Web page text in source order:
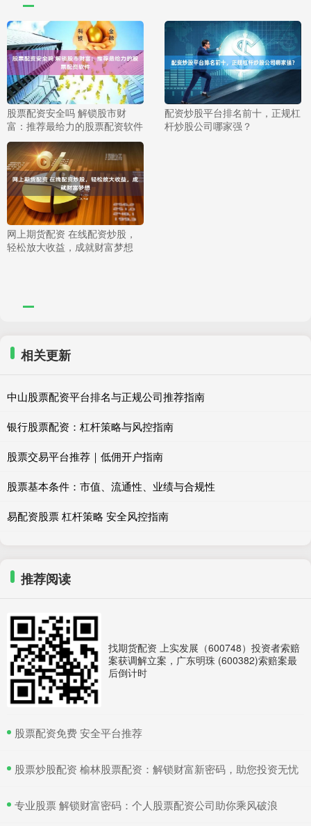
股票配资安全吗 解锁股市财
富：推荐最给力的股票配资软件
配资炒股平台排名前十，正规杠
杆炒股公司哪家强？
网上期货配资 在线配资炒股，
轻松放大收益，成就财富梦想
相关更新
中山股票配资平台排名与正规公司推荐指南
银行股票配资：杠杆策略与风控指南
股票交易平台推荐｜低佣开户指南
股票基本条件：市值、流通性、业绩与合规性
易配资股票 杠杆策略 安全风控指南
推荐阅读
找期货配资 上实发展（600748）投资者索赔
案获调解立案，广东明珠 (600382)索赔案最
后倒计时
​股票配资免费 安全平台推荐
​股票炒股配资 榆林股票配资：解锁财富新密码，助您投资无忧
​专业股票 解锁财富密码：个人股票配资公司助你乘风破浪